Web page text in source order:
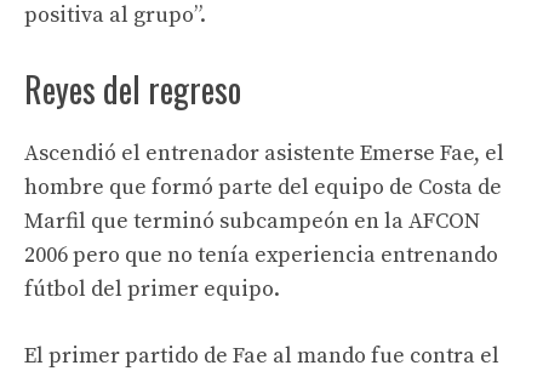
positiva al grupo”.
Reyes del regreso
Ascendió el entrenador asistente Emerse Fae, el
hombre que formó parte del equipo de Costa de
Marfil que terminó subcampeón en la AFCON
2006 pero que no tenía experiencia entrenando
fútbol del primer equipo.
El primer partido de Fae al mando fue contra el